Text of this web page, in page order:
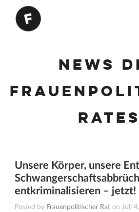
News
Rates
Unsere Körper, unsere
entkriminalisieren – jetzt!
Posted by Frauenpolitischer Rat on Juli